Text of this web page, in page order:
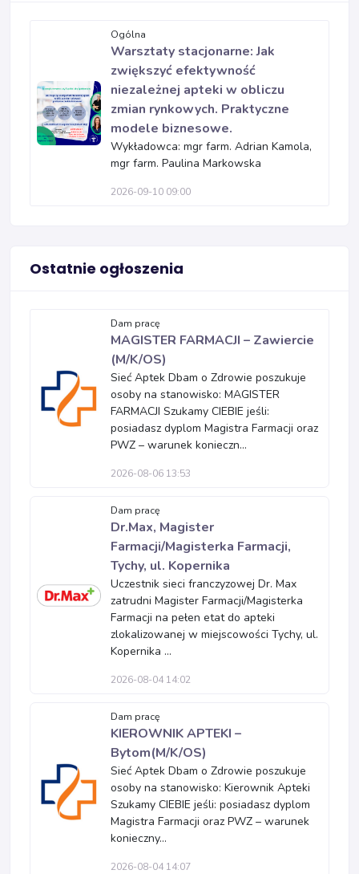
Ogólna
Warsztaty stacjonarne: Jak
zwiększyć efektywność
niezależnej apteki w obliczu
zmian rynkowych. Praktyczne
modele biznesowe.
Wykładowca: mgr farm. Adrian Kamola,
mgr farm. Paulina Markowska
2026-09-10 09:00
Ostatnie ogłoszenia
Dam pracę
MAGISTER FARMACJI – Zawiercie
(M/K/OS)
Sieć Aptek Dbam o Zdrowie poszukuje
osoby na stanowisko: MAGISTER
FARMACJI Szukamy CIEBIE jeśli:
posiadasz dyplom Magistra Farmacji oraz
PWZ – warunek konieczn...
2026-08-06 13:53
Dam pracę
Dr.Max, Magister
Farmacji/Magisterka Farmacji,
Tychy, ul. Kopernika
Uczestnik sieci franczyzowej Dr. Max
zatrudni Magister Farmacji/Magisterka
Farmacji na pełen etat do apteki
zlokalizowanej w miejscowości Tychy, ul.
Kopernika ...
2026-08-04 14:02
Dam pracę
KIEROWNIK APTEKI –
Bytom(M/K/OS)
Sieć Aptek Dbam o Zdrowie poszukuje
osoby na stanowisko: Kierownik Apteki
Szukamy CIEBIE jeśli: posiadasz dyplom
Magistra Farmacji oraz PWZ – warunek
konieczny...
2026-08-04 14:07